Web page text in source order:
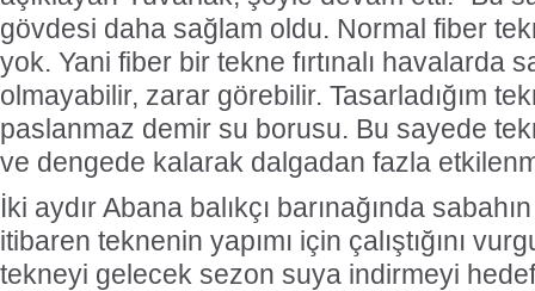
gövdesi daha sağlam oldu. Normal fiber
yok. Yani fiber bir tekne fırtınalı havalarda
olmayabilir, zarar görebilir. Tasarladığım
paslanmaz demir su borusu. Bu sayede
ve dengede kalarak dalgadan fazla
İki aydır Abana balıkçı barınağında
itibaren teknenin yapımı için çalıştığını
tekneyi gelecek sezon suya indirmeyi